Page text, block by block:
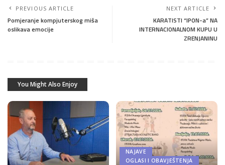
PREVIOUS ARTICLE
Pomjeranje kompjuterskog miša
oslikava emocije
NEXT ARTICLE
KARATISTI “IPON-a” NA
INTERNACIONALNOM KUPU U
ZRENJANINU
You Might Also Enjoy
NAJAVE
OGLASI I OBAVJEŠTENJA